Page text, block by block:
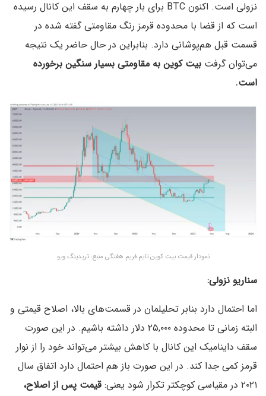
نزولی است. اکنون BTC برای بار چهارم به سقف این کانال رسیده
است که از قضا با محدوده قرمز رنگ مقاومتی گفته شده در
قسمت قبل هم‌پوشانی دارد. بنابراین در حال حاضر یک نتیجه
می‌توان گرفت بیت کوین به مقاومتی بسیار سنگین برخورده
است.
نمودار قیمت بیت کوین تایم فریم هفتگی منبع: تریدینگ ویو
سناریو نزولی:
اما احتمال دارد بنابر تحلیلمان در قسمت‌های بالا، اصلاح قیمتی و
البته زمانی تا محدوده ۲۵,۰۰۰ دلار داشته باشیم. در این صورت
سقف داینامیک این کانال با کاهش بیشتر می‌تواند خود را از نوار
قرمز کمی جدا کند. در این صورت باز هم احتمال دارد اتفاق سال
۲۰۲۱ در مقیاسی کوچکتر تکرار شود یعنی:
قیمت پس از اصلاح،